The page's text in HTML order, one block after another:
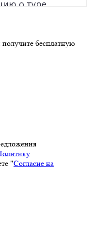
бесплатную
"Согласие на